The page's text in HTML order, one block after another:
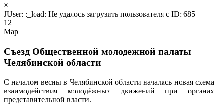
×
JUser: :_load: Не удалось загрузить пользователя с ID: 685
12
Мар
Съезд Общественной молодежной палаты
Челябинской области
С началом весны в Челябинской области началась новая схема
взаимодействия молодёжных движений при органах
представительной власти.